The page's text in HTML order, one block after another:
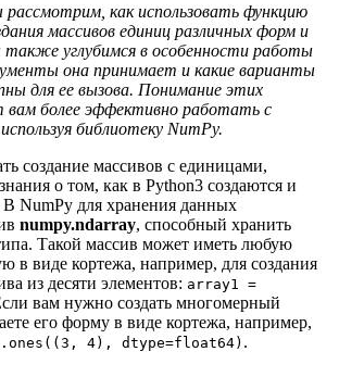
как использовать функцию
массивов единиц различных форм и
углубимся в особенности работы
она принимает и какие варианты
для ее вызова. Понимание этих
вам более эффективно работать с
библиотеку NumPy.
создание массивов с единицами,
о том, как в Python3 создаются и
В NumPy для хранения данных
numpy.ndarray, способный хранить
Такой массив может иметь любую
в виде кортежа, например, для создания
из десяти элементов: array1 =
вам нужно создать многомерный
его форму в виде кортежа, например,
4), dtype=float64) .